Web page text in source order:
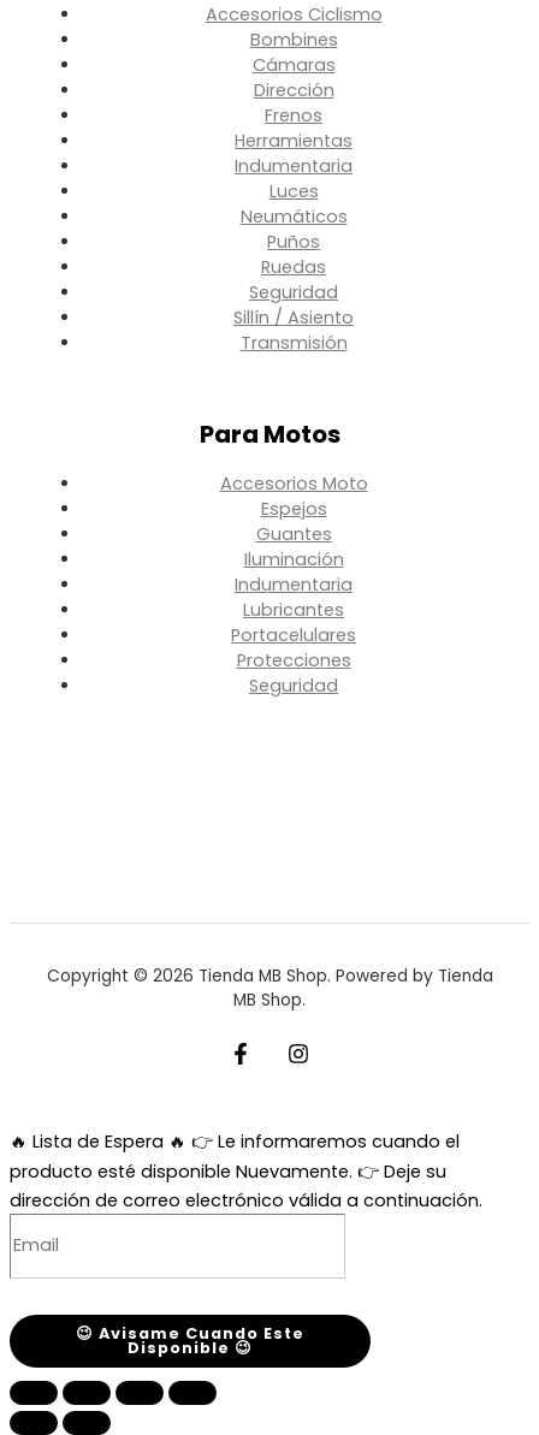
Accesorios Ciclismo
Bombines
Cámaras
Dirección
Frenos
Herramientas
Indumentaria
Luces
Neumáticos
Puños
Ruedas
Seguridad
Sillín / Asiento
Transmisión
Para Motos
Accesorios Moto
Espejos
Guantes
Iluminación
Indumentaria
Lubricantes
Portacelulares
Protecciones
Seguridad
Copyright © 2026 Tienda MB Shop. Powered by Tienda
MB Shop.
🔥 Lista de Espera 🔥 👉 Le informaremos cuando el
producto esté disponible Nuevamente. 👉 Deje su
dirección de correo electrónico válida a continuación.
😉 Avisame Cuando Este
Disponible 😉